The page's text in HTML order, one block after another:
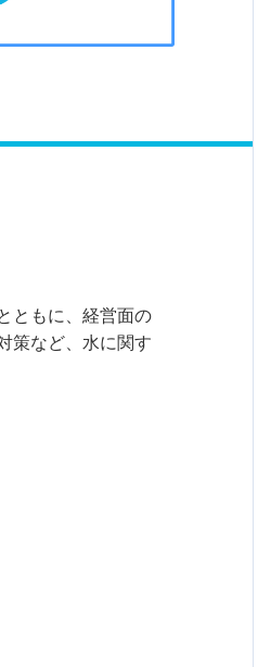
ともに、経営面の
策など、水に関す